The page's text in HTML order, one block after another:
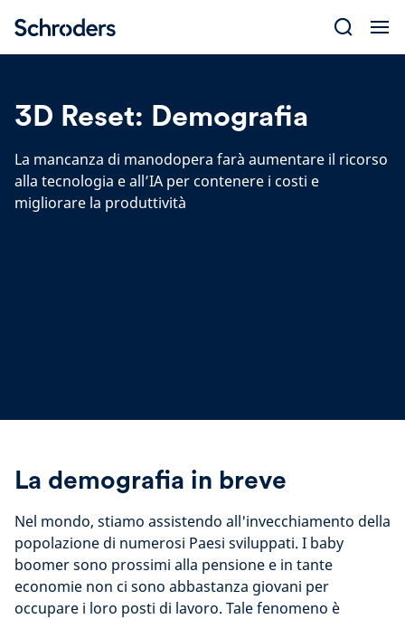
content
3D Reset: Demografia
La mancanza di manodopera farà aumentare il ricorso
alla tecnologia e all’IA per contenere i costi e
migliorare la produttività
La demografia in breve
Nel mondo, stiamo assistendo all'invecchiamento della
popolazione di numerosi Paesi sviluppati. I baby
boomer sono prossimi alla pensione e in tante
economie non ci sono abbastanza giovani per
occupare i loro posti di lavoro. Tale fenomeno è